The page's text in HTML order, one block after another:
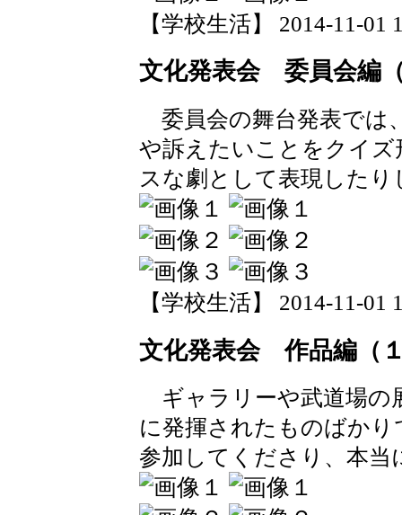
【学校生活】 2014-11-01
文化発表会 委員会編
委員会の舞台発表では
や訴えたいことをクイ
スな劇として表現した
【学校生活】 2014-11-01
文化発表会 作品編（
ギャラリーや武道場の
に発揮されたものばか
参加してくださり、本